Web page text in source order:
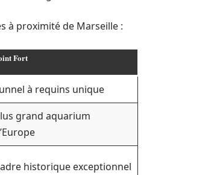
à proximité de Marseille :
Fort
à requins unique
grand aquarium
historique exceptionnel